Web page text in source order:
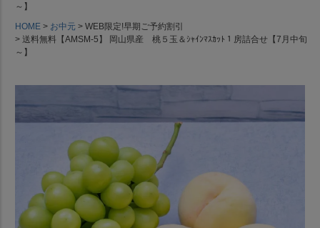
～】
HOME
お中元
WEB限定!早期ご予約割引
送料無料【AMSM-5】 岡山県産 桃５玉＆ｼｬｲﾝﾏｽｶｯﾄ１房詰合せ【7月中旬
～】